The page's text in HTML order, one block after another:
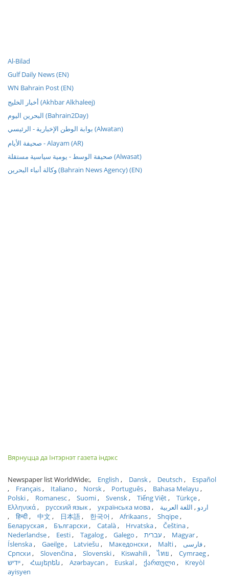
Al-Bilad
Gulf Daily News (EN)
WN Bahrain Post (EN)
أخبار الخليج (Akhbar Alkhaleej)
البحرين اليوم (Bahrain2Day)
بوابة الوطن الإخبارية - الرئيسي (Alwatan)
صحيفة الأيام - Alayam (AR)
صحيفة الوسط - يومية سياسية مستقلة (Alwasat)
وكالة أنباء البحرين (Bahrain News Agency) (EN)
Вярнуцца да Інтэрнэт газета індэкс
Newspaper list WorldWide: English Dansk Deutsch
Español
Français
Italiano Norsk Português
Bahasa Melayu
Polski
Romanesc Suomi Svensk Tiếng Việt
Türkçe
Ελληνικά
русский язык українська мова اردو
اللغة العربية
हिन्दी
中文 日本語 한국어 Afrikaans
Shqipe
Беларуская
Български Català Hrvatska
Čeština
Nederlandse
Eesti Tagalog Galego עברית
Magyar
Íslenska
Gaeilge Latviešu Македонски Malti
فارسی
Српски
Slovenčina Slovenski Kiswahili ไทย
Cymraeg
ייִדיש
Հայերեն Azərbaycan Euskal ქართული
Kreyòl
ayisyen